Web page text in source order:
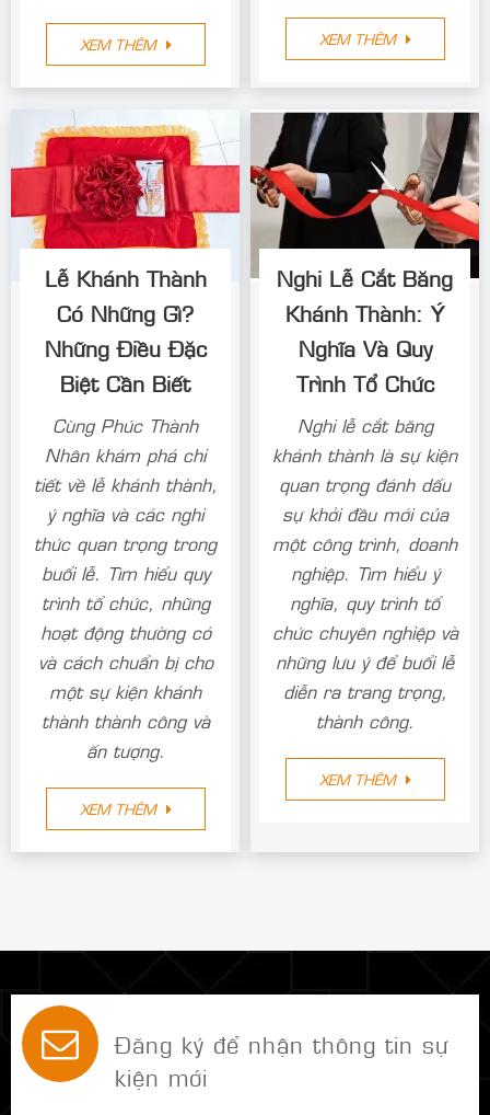
XEM THÊM XEM THÊM
Lễ Khánh Thành
Có Những Gì?
Những Điều Đặc
Biệt Cần Biết
Cùng Phúc Thành
Nhân khám phá chi
tiết về lễ khánh thành,
ý nghĩa và các nghi
thức quan trọng trong
buổi lễ. Tìm hiểu quy
trình tổ chức, những
hoạt động thường có
và cách chuẩn bị cho
một sự kiện khánh
thành thành công và
ấn tượng.
XEM THÊM
Nghi Lễ Cắt Băng
Khánh Thành: Ý
Nghĩa Và Quy
Trình Tổ Chức
Nghi lễ cắt băng
khánh thành là sự kiện
quan trọng đánh dấu
sự khởi đầu mới của
một công trình, doanh
nghiệp. Tìm hiểu ý
nghĩa, quy trình tổ
chức chuyên nghiệp và
những lưu ý để buổi lễ
diễn ra trang trọng,
thành công.
XEM THÊM
Đăng ký để nhận thông tin sự
kiện mới